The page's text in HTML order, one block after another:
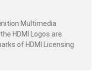
Multimedia
HDMI Logos are
of HDMI Licensing